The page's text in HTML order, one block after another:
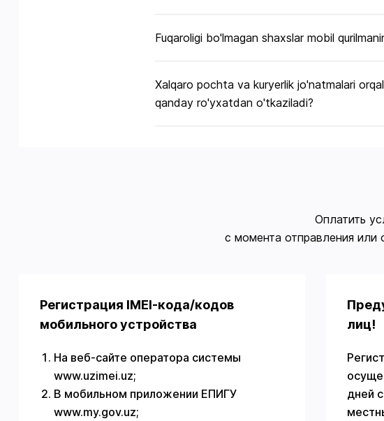
Fuqaroligi bo'lmagan shaxslar mobil
Xalqaro pochta va kuryerlik jo'natmalari
qanday ro'yxatdan o'tkaziladi?
Оплатить
с момента отправления или
Регистрация IMEI-кода/кодов
мобильного устройства
На веб-сайте оператора системы
www.uzimei.uz;
В мобильном приложении ЕПИГУ
www.my.gov.uz;
лиц!
дней